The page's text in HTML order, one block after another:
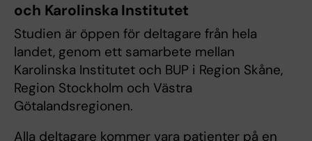
och Karolinska Institutet
Studien är öppen för deltagare från hela
landet, genom ett samarbete mellan
Karolinska Institutet och BUP i Region Skåne,
Region Stockholm och Västra
Götalandsregionen.
Alla deltagare kommer vara patienter på en